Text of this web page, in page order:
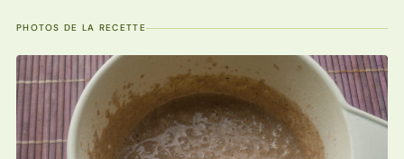
PHOTOS DE LA RECETTE